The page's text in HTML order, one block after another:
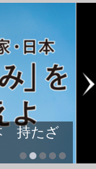
持たざ